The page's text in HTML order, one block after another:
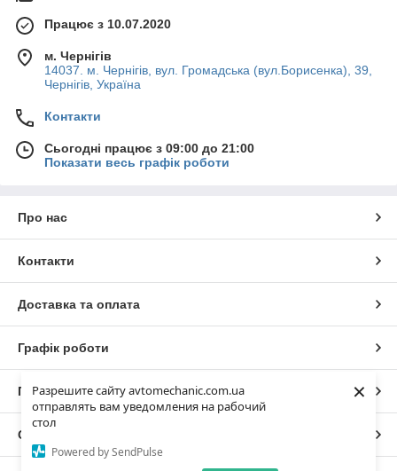
Разрешите сайту avtomechanic.com.ua
отправлять вам уведомления на рабочий
стол
Powered by SendPulse
×
Працює з 10.07.2020
м. Чернігів
14037. м. Чернігів, вул. Громадська (вул.Борисенка), 39,
Чернігів, Україна
Контакти
Сьогодні працює з 09:00 до 21:00
Показати весь графік роботи
Про нас
Контакти
Доставка та оплата
Графік роботи
Повна версія сайту
Сайт створено на маркетплейсі